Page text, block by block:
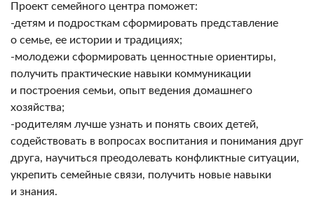
Проект семейного центра поможет:
-детям и подросткам сформировать представление
о семье, ее истории и традициях;
-молодежи сформировать ценностные ориентиры,
получить практические навыки коммуникации
и построения семьи, опыт ведения домашнего
хозяйства;
-родителям лучше узнать и понять своих детей,
содействовать в вопросах воспитания и понимания друг
друга, научиться преодолевать конфликтные ситуации,
укрепить семейные связи, получить новые навыки
и знания.